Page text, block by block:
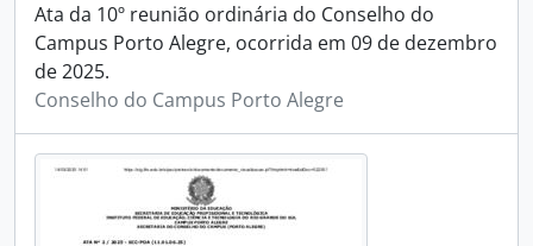
Ata da 10º reunião ordinária do Conselho do
Campus Porto Alegre, ocorrida em 09 de dezembro
de 2025.
Conselho do Campus Porto Alegre